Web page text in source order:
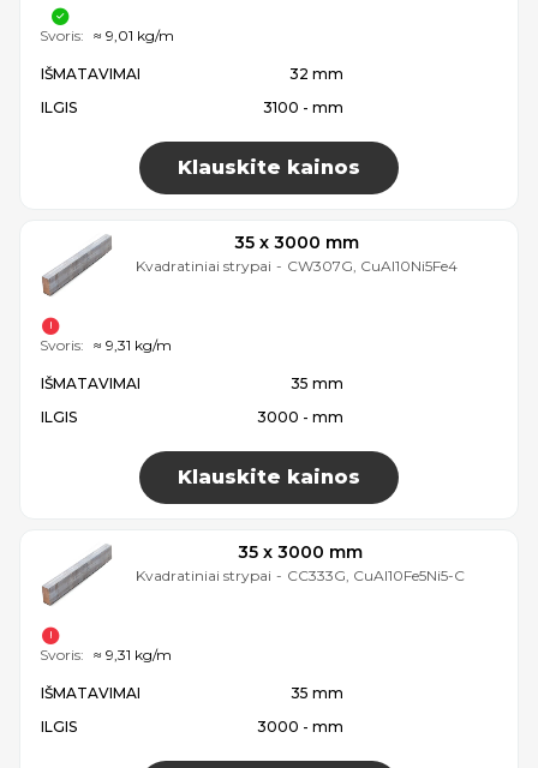
IŠMATAVIMAI
32 mm
ILGIS
3100 - mm
Klauskite kainos
Svoris: ≈ 9,01 kg/m
35 x 3000 mm
Kvadratiniai strypai - CW307G, CuAl10Ni5Fe4
IŠMATAVIMAI
35 mm
ILGIS
3000 - mm
Klauskite kainos
Svoris: ≈ 9,31 kg/m
35 x 3000 mm
Kvadratiniai strypai - CC333G, CuAl10Fe5Ni5-C
IŠMATAVIMAI
35 mm
ILGIS
3000 - mm
Svoris: ≈ 9,31 kg/m